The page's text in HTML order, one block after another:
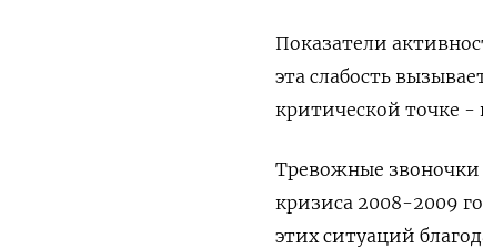
Показатели
эта слабость
критической точке -
Тревожные звоночки
кризиса 2008-2009
этих ситуаций